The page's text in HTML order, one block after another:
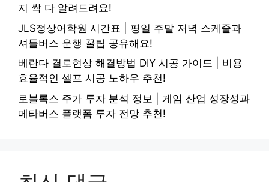
지 싹 다 알려드려요!
JLS정상어학원 시간표 | 평일 주말 저녁 스케줄과
셔틀버스 운행 꿀팁 공유해요!
베란다 결로현상 해결방법 DIY 시공 가이드 | 비용
효율적인 셀프 시공 노하우 추천!
로블록스 주가 투자 분석 정보 | 게임 산업 성장성과
메타버스 플랫폼 투자 전망 추천!